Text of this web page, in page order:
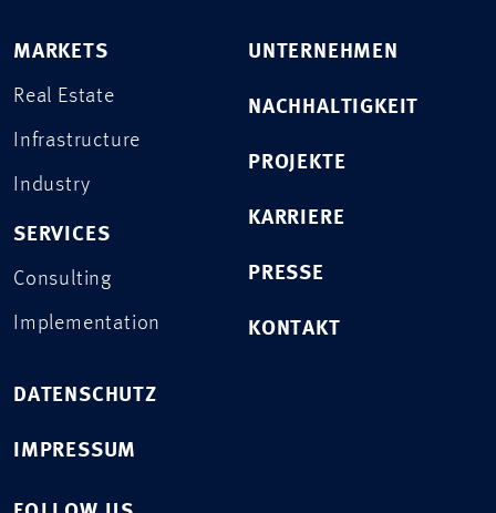
MARKETS
Real Estate
Infrastructure
Industry
SERVICES
Consulting
Implementation
UNTERNEHMEN
NACHHALTIGKEIT
PROJEKTE
KARRIERE
PRESSE
KONTAKT
DATENSCHUTZ
IMPRESSUM